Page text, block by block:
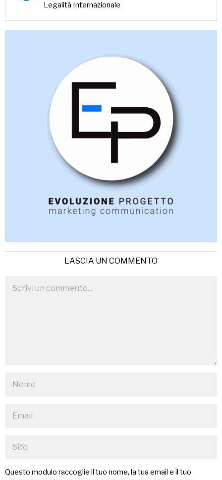
Legalità Internazionale
LASCIA UN COMMENTO
Questo modulo raccoglie il tuo nome, la tua email e il tuo